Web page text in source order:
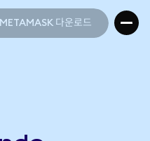
METAMASK 다운로드